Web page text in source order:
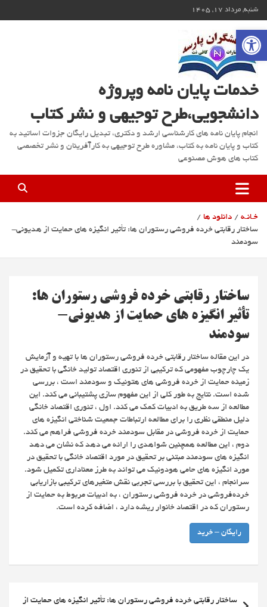
باز کردن نوار ابزار
محتوا
بروید
شنبه, مرداد ۱۷, ۱۴۰۵
خدمات پایان نامه وپروژه
دانشجویی،طرح توجیهی و نشر کتاب
انجام پایان نامه های کارشناسی ارشد و دکتری، تبدیل رایگان جزوات اساتید به
کتاب و پایان نامه به کتاب، مشاوره طرح توجیهی به کارآفرینان و نشر تخصصی
کتاب های هوش مصنوعی
خـانـه
دانلود ها
ساختار رقابتی خرده فروشی رستوران ها: تأثیر انگیزه های حمایت از هدیونی-
سودمند
ساختار رقابتی خرده فروشی رستوران ها:
تأثیر انگیزه های حمایت از هدیونی-
سودمند
در این مقاله ساختار رقابتی خرده فروشی رستوران ها با تهیه و آزمایش
یک چارچوب مفهومی که ترکیبی از تئوری اقتصاد تولید خانگی با تحقیق در
زمینه حمایت از خرده فروشی های هتونیک و سودمند است ، بررسی
شده است. نتایج به طور کلی از این مفهوم سازی پشتیبانی می کند. این
مطالعه از سه طریق به ادبیات کمک می کند. اول ، تئوری اقتصاد خانگی
دلیل منطقی نظری را برای مطالعه ارتباطات جمعیت شناختی انگیزه های
حمایت از خرده فروشی در مقابل سودمند خرده فروشی فراهم می کند.
دوم ، این مطالعه همچنین شواهدی را ارائه می دهد که نشان می دهد
انگیزه های سودمند مبتنی بر تحقیق در مورد اقتصاد خانگی با تحقیق در
مورد انگیزه های حامی هودونیک می تواند به طرز معناداری تکمیل شود.
سرانجام ، این تحقیق با بررسی تجربی نقش متغیرهای ترکیبی بازاریابی
خرده‌فروشی در خرده فروشی رستوران ، به ادبیات مربوط به حمایت از
رستوران که در اقتصاد خانوار ریشه دارد ، اضافه کرده است.
رایگان – خرید
ساختار رقابتی خرده فروشی رستوران ها: تأثیر انگیزه های حمایت از